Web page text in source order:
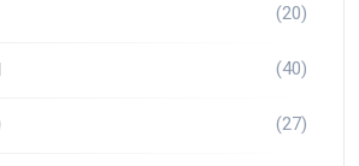
(20)
(40)
(27)